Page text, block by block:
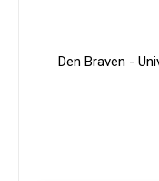
Den Braven -